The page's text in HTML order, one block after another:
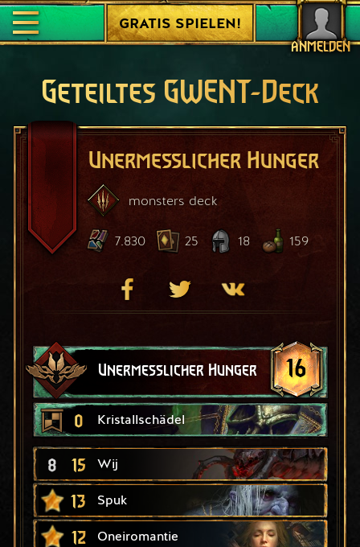
ANMELDEN
GRATIS SPIELEN!
Geteiltes GWENT-Deck
Unermesslicher Hunger
monsters deck
7.830 25 18 159
Unermesslicher Hunger 16
0 Kristallschädel
8 15 Wij
13 Spuk
12 Oneiromantie